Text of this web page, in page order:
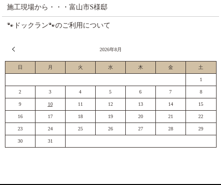
施工現場から・・・富山市S様邸
🐾ドックラン🐾のご利用について
2026年8月
日 月 火 水 木 金 土
1
2 3 4 5 6 7 8
9 10 11 12 13 14 15
16 17 18 19 20 21 22
23 24 25 26 27 28 29
30 31